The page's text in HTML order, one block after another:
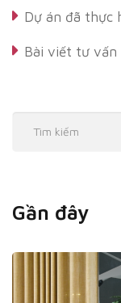
Dự án đã thực
Bài viết tư vấn
Gần đây